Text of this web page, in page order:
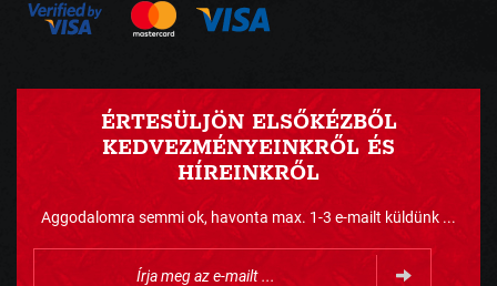
ÉRTESÜLJÖN ELSŐKÉZBŐL
KEDVEZMÉNYEINKRŐL ÉS
HÍREINKRŐL
Aggodalomra semmi ok, havonta max. 1-3 e-mailt küldünk ...